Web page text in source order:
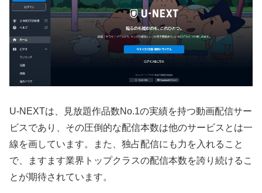
U-NEXTは、見放題作品数No.1の実績を持つ動画配信サー
ビスであり、その圧倒的な配信本数は他のサービスとは一
線を画しています。また、独占配信にも力を入れること
で、ますます業界トップクラスの配信本数を誇り続けるこ
とが期待されています。